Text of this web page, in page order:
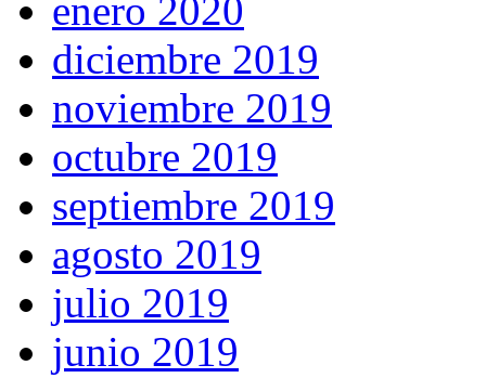
enero 2020
diciembre 2019
noviembre 2019
octubre 2019
septiembre 2019
agosto 2019
julio 2019
junio 2019